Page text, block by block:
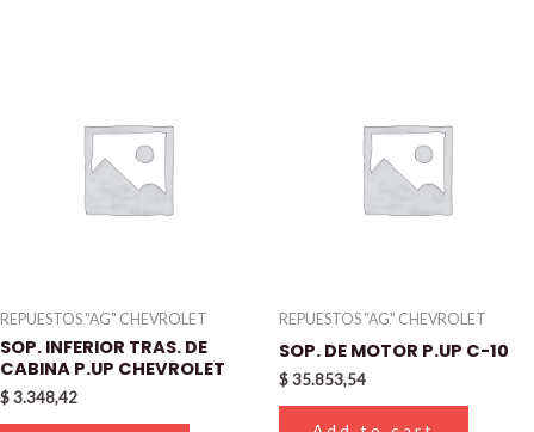
REPUESTOS "AG" CHEVROLET
SOP. INFERIOR TRAS. DE
CABINA P.UP CHEVROLET
$3.348,42
REPUESTOS "AG" CHEVROLET
SOP. DE MOTOR P.UP C-10
$35.853,54